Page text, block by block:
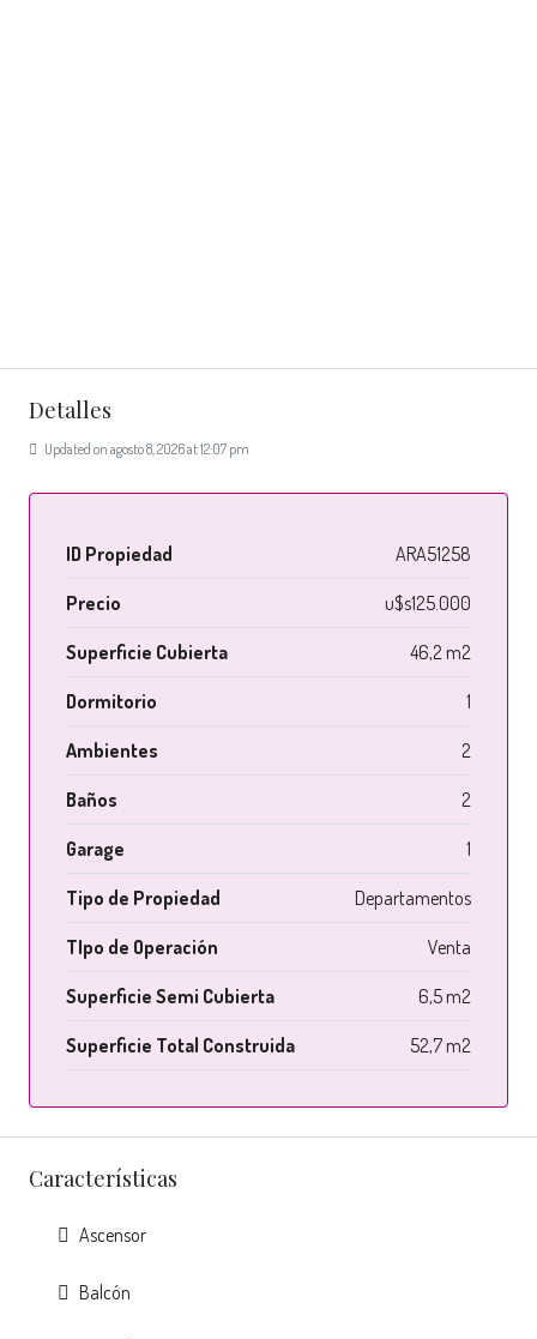
Detalles
Updated on agosto 8, 2026 at 12:07 pm
ID Propiedad ARA51258
Precio u$s125.000
Superficie Cubierta 46,2 m2
Dormitorio 1
Ambientes 2
Baños 2
Garage 1
Tipo de Propiedad Departamentos
TIpo de Operación Venta
Superficie Semi Cubierta 6,5 m2
Superficie Total Construida 52,7 m2
Características
Ascensor
Balcón